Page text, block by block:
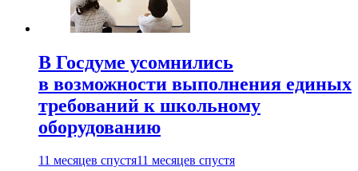
В Госдуме усомнились
в возможности выполнения единых
требований к школьному
оборудованию
11 месяцев спустя11 месяцев спустя